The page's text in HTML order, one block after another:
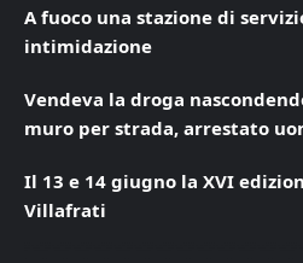
A fuoco una stazione di
intimidazione
Vendeva la droga
muro per strada, arrestato
Il 13 e 14 giugno la XVI
Villafrati